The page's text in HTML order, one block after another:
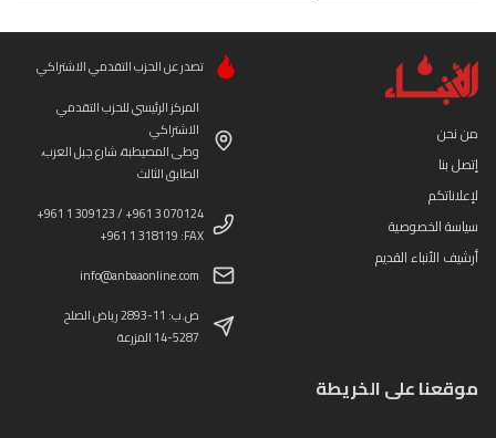
من نحن
إتصل بنا
لإعلاناتكم
سياسة الخصوصية
أرشيف الأنباء القديم
تصدر عن الحزب التقدمي الاشتراكي
المركز الرئيسي للحزب التقدمي
الاشتراكي
وطى المصيطبة، شارع جبل العرب،
الطابق الثالث
+961 1 309123 / +961 3 070124
+961 1 318119 :FAX
info@anbaaonline.com
ص.ب: 11-2893 رياض الصلح
14-5287 المزرعة
موقعنا على الخريطة